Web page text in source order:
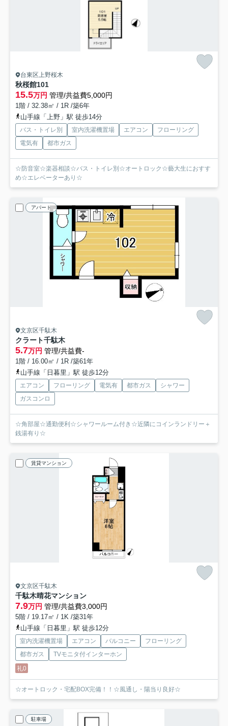
台東区上野桜木
秋桜館101
15.5万円 管理/共益費5,000円
1階 / 32.38㎡ / 1R /築6年
山手線「上野」駅 徒歩14分
バス・トイレ別 室内洗濯機置場 エアコン
フローリング
電気有
都市ガス
☆防音室☆楽器相談☆バス・トイレ別☆オートロック☆藝大生におすす
め☆エレベーターあり☆
アパート
文京区千駄木
クラート千駄木
5.7万円 管理/共益費-
1階 / 16.00㎡ / 1R /築61年
山手線「日暮里」駅 徒歩12分
エアコン フローリング 電気有 都市ガス
シャワー
ガスコンロ
☆角部屋☆通勤便利☆シャワールーム付き☆近隣にコインランドリー＋
銭湯有り☆
賃貸マンション
文京区千駄木
千駄木晴花マンション
7.9万円 管理/共益費3,000円
5階 / 19.17㎡ / 1K /築31年
山手線「日暮里」駅 徒歩12分
室内洗濯機置場 エアコン バルコニー
フローリング
都市ガス
TVモニタ付インターホン
礼0
☆オートロック・宅配BOX完備！！☆風通し・陽当り良好☆
駐車場